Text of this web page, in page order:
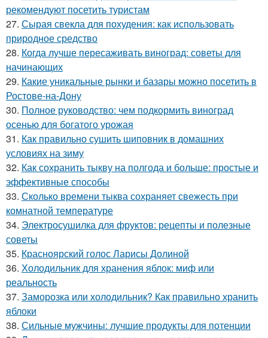
рекомендуют посетить туристам
27. Сырая свекла для похудения: как использовать
природное средство
28. Когда лучше пересаживать виноград: советы для
начинающих
29. Какие уникальные рынки и базары можно посетить в
Ростове-на-Дону
30. Полное руководство: чем подкормить виноград
осенью для богатого урожая
31. Как правильно сушить шиповник в домашних
условиях на зиму
32. Как сохранить тыкву на полгода и больше: простые и
эффективные способы
33. Сколько времени тыква сохраняет свежесть при
комнатной температуре
34. Электросушилка для фруктов: рецепты и полезные
советы
35. Красноярский голос Ларисы Долиной
36. Холодильник для хранения яблок: миф или
реальность
37. Заморозка или холодильник? Как правильно хранить
яблоки
38. Сильные мужчины: лучшие продукты для потенции